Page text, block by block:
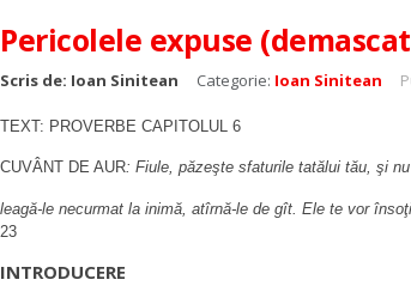
Pericolele expuse
Scris de: Ioan Sinitean Categorie: Ioan Sinitean
TEXT: PROVERBE CAPITOLUL 6
CUVÂNT DE AUR: Fiule, păzeşte sfaturile tatălui tău, şi
leagă-le necurmat la inimă, atîrnă-le de gît. Ele te vor
23
INTRODUCERE